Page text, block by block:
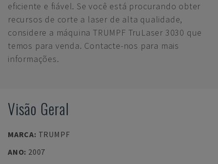
eficiente e fiável. Se você está procurando obter
recursos de corte a laser de alta qualidade,
considere a máquina TRUMPF TruLaser 3030 que
temos para venda. Contacte-nos para mais
informações.
Visão Geral
MARCA: TRUMPF
ANO: 2007